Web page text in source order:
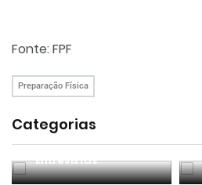
Fonte: FPF
Preparação Física
Categorias
Entrevistas